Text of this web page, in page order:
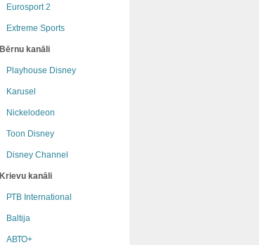
Eurosport 2
Extreme Sports
Bērnu kanāli
Playhouse Disney
Karusel
Nickelodeon
Toon Disney
Disney Channel
Krievu kanāli
РТB International
Baltija
АВТО+